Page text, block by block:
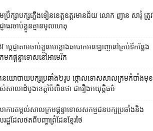
ប្រឹក្សា​បក្ស​ភ្លើងទៀន​ខេត្ត​ឧត្ដរមានជ័យ លោក ញាន សារុំ ត្រូវ​
ញាធរ​ចាប់ខ្លួន​គ្មាន​មូលហេតុ
ប្ដេជ្ញា​តាម​ចាប់ខ្លួន​មេខ្លោង​ឆបោក​អនឡាញ​នៅ​គ្រប់​ទីកន្លែង​
ក​ផ្ដន្ទាទោស​នៅ​អាមេរិក
នយោបាយ​បក្ស​ប្រឆាំង​២​រូប ថ្កោលទោស​សាលក្រម​កំបាំងមុខ​
សាលាដំបូង​ខេត្ត​ប៉ៃលិន​ថា ជា​រឿង​អយុត្តិធម៌
ការ​តម្កល់​សាលក្រម​ផ្ដន្ទាទោស​សកម្មជន​បក្ស​ប្រឆាំង​និង​
ដ្ឋ​ដែល​ថត​ពី​បញ្ហា​ព្រំដែន​ខ្មែរ​ថៃ